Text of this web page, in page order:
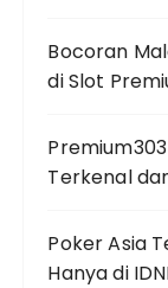
Bocoran
di Slot
Terkenal
Poker Asia
Hanya di